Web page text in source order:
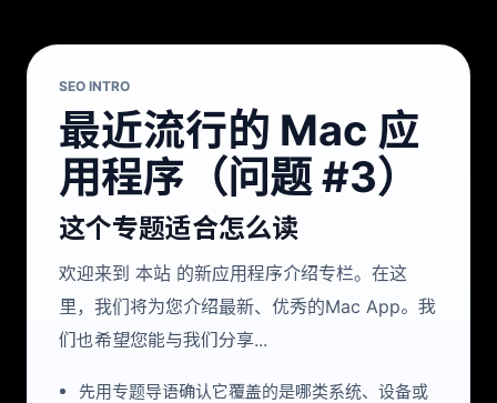
SEO INTRO
最近流行的 Mac 应
用程序（问题 #3）
这个专题适合怎么读
欢迎来到 本站 的新应用程序介绍专栏。在这
里，我们将为您介绍最新、优秀的Mac App。我
们也希望您能与我们分享...
先用专题导语确认它覆盖的是哪类系统、设备或